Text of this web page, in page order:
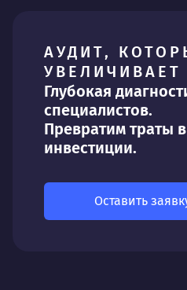
АУДИТ,
УВЕЛИЧИВАЕТ
Глубокая
специалистов.
Превратим траты
инвестиции.
Оставить